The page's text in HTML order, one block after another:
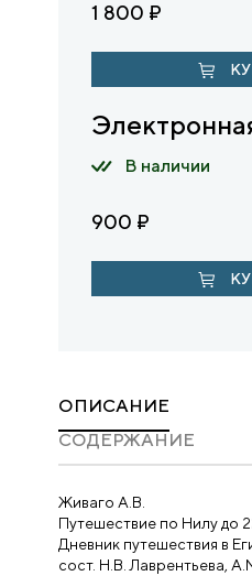
1 800 ₽
В наличии
900 ₽
ОПИСАНИЕ
CОДЕРЖАНИЕ
Живаго А.В.
Путешествие по Нилу до
Дневник путешествия в
сост. Н.В. Лаврентьева,